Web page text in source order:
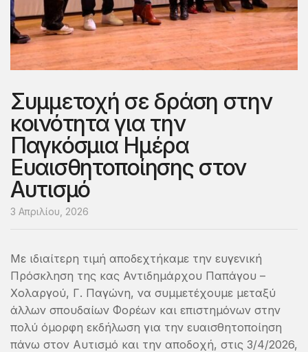
Συμμετοχή σε δράση στην
κοινότητα για την
Παγκόσμια Ημέρα
Ευαισθητοποίησης στον
Αυτισμό
3 Απριλίου, 2026
Με ιδιαίτερη τιμή αποδεχτήκαμε την ευγενική
Πρόσκληση της κας Αντιδημάρχου Παπάγου –
Χολαργού, Γ. Παγώνη, να συμμετέχουμε μεταξύ
άλλων σπουδαίων Φορέων και επιστημόνων στην
πολύ όμορφη εκδήλωση για την ευαισθητοποίηση
πάνω στον Αυτισμό και την αποδοχή, στις 3/4/2026,